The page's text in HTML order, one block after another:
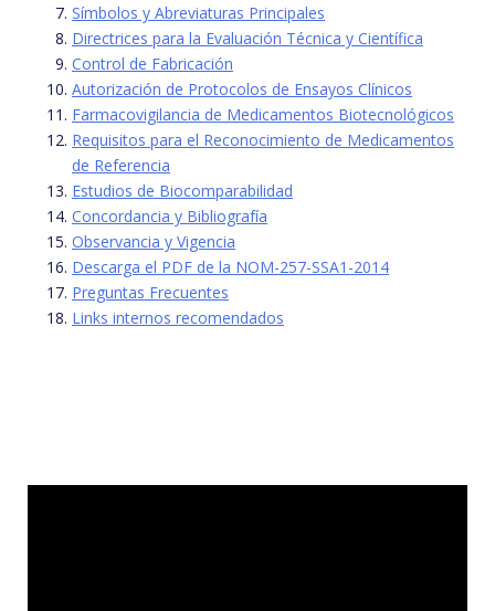
Símbolos y Abreviaturas Principales
Directrices para la Evaluación Técnica y Científica
Control de Fabricación
Autorización de Protocolos de Ensayos Clínicos
Farmacovigilancia de Medicamentos Biotecnológicos
Requisitos para el Reconocimiento de Medicamentos
de Referencia
Estudios de Biocomparabilidad
Concordancia y Bibliografía
Observancia y Vigencia
Descarga el PDF de la NOM-257-SSA1-2014
Preguntas Frecuentes
Links internos recomendados